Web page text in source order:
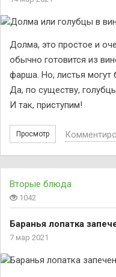
Долма, это простое и
обычно готовится из
фарша. Но, листья могут
Да, по существу,
И так, приступим!
Просмотр
Вторые блюда
1042
Баранья лопатка
7 мар 2021